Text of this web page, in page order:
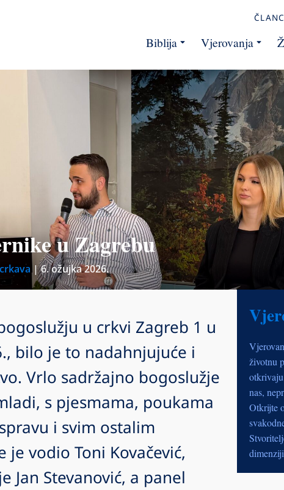
Biblija Vjerovanja
u Zagrebu
|6. ožujka 2026.
u crkvi Zagreb 1 u
bilo je to nadahnjujuće i
Vrlo sadržajno bogoslužje
s pjesmama, poukama
i svim ostalim
vodio Toni Kovačević,
Jan Stevanović, a panel
životnu
nas,
Otkrijte